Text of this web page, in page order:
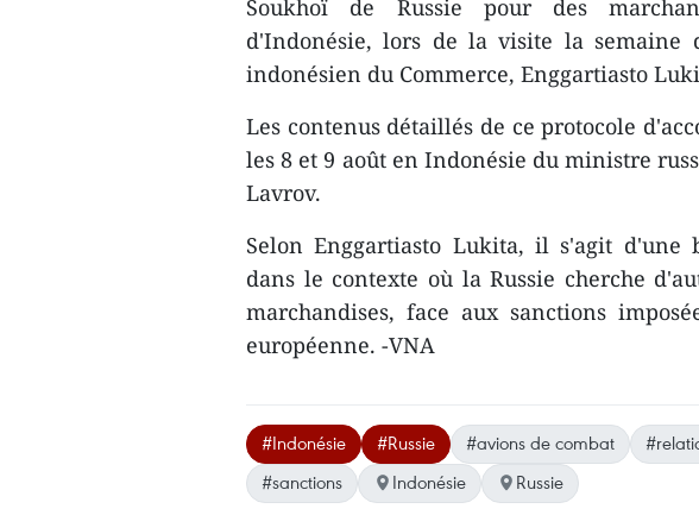
Soukhoï de Russie pour des
d'Indonésie, lors de la visite la semaine
indonésien du Commerce, Enggartiasto
Les contenus détaillés de ce protocole
les 8 et 9 août en Indonésie du ministre
Lavrov.
Selon Enggartiasto Lukita, il s'agit d'une
dans le contexte où la Russie cherche
marchandises, face aux sanctions
européenne. -VNA
#Indonésie #Russie #avions de combat
#sanctions
Indonésie Russie